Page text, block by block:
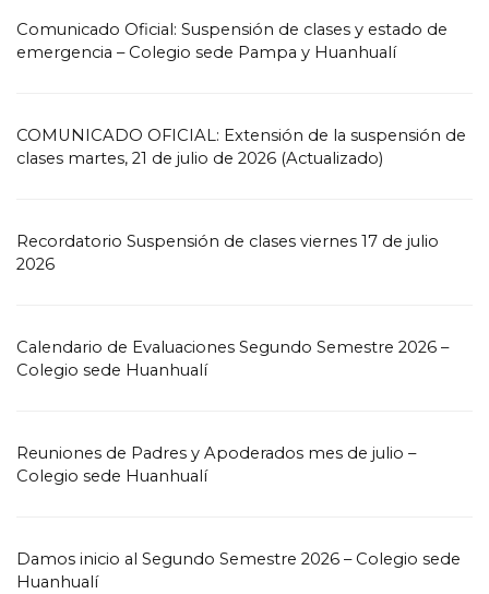
Comunicado Oficial: Suspensión de clases y estado de
emergencia – Colegio sede Pampa y Huanhualí
COMUNICADO OFICIAL: Extensión de la suspensión de
clases martes, 21 de julio de 2026 (Actualizado)
Recordatorio Suspensión de clases viernes 17 de julio
2026
Calendario de Evaluaciones Segundo Semestre 2026 –
Colegio sede Huanhualí
Reuniones de Padres y Apoderados mes de julio –
Colegio sede Huanhualí
Damos inicio al Segundo Semestre 2026 – Colegio sede
Huanhualí